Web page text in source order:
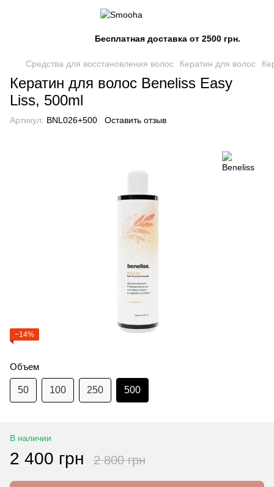
Бесплатная доставка от 2500 грн.
Средства для восстановления волос Кератин для волос
Кератин для волос Beneliss Easy
Liss, 500ml
Артикул: BNL026+500 Оставить отзыв
−14%
Объем
50 100 250 500
В наличии
2 400 грн 2 800 грн